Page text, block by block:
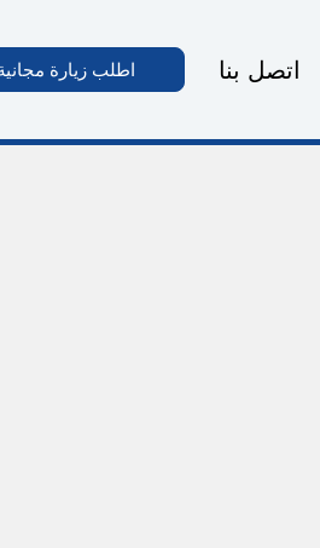
اتصل بنا اطلب زيارة